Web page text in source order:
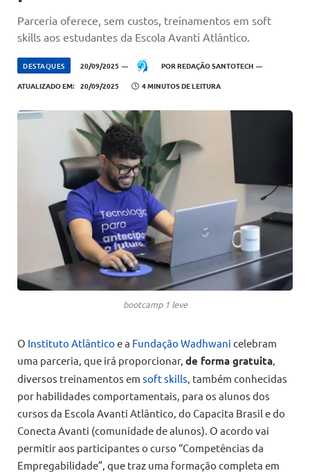
Parceria oferece, sem custos, treinamentos em soft
skills aos estudantes da Escola Avanti Atlântico.
DESTAQUES 20/09/2025 POR REDAÇÃO SANTOTECH
ATUALIZADO EM: 20/09/2025 4 MINUTOS DE LEITURA
bootcamp 1 leve
O Instituto Atlântico e a Fundação Wadhwani celebram
uma parceria, que irá proporcionar, de forma gratuita,
diversos treinamentos em soft skills, também conhecidas
por habilidades comportamentais, para os alunos dos
cursos da Escola Avanti Atlântico, do Capacita Brasil e do
Conecta Avanti (comunidade de alunos). O acordo vai
permitir aos participantes o curso “Competências da
Empregabilidade”, que traz uma formação completa em